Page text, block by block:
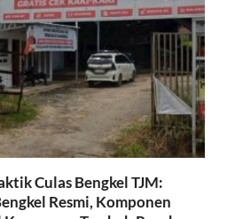
Culas Bengkel TJM:
Resmi, Komponen